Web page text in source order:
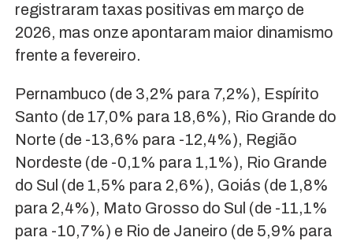
registraram taxas positivas em março de
2026, mas onze apontaram maior dinamismo
frente a fevereiro.
Pernambuco (de 3,2% para 7,2%), Espírito
Santo (de 17,0% para 18,6%), Rio Grande do
Norte (de -13,6% para -12,4%), Região
Nordeste (de -0,1% para 1,1%), Rio Grande
do Sul (de 1,5% para 2,6%), Goiás (de 1,8%
para 2,4%), Mato Grosso do Sul (de -11,1%
para -10,7%) e Rio de Janeiro (de 5,9% para